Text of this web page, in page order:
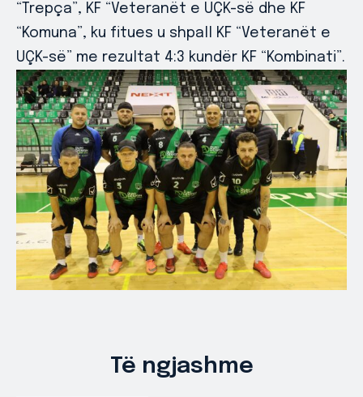
“Trepça”, KF “Veteranët e UÇK-së dhe KF
“Komuna”, ku fitues u shpall KF “Veteranët e
UÇK-së” me rezultat 4:3 kundër KF “Kombinati”.
Të ngjashme